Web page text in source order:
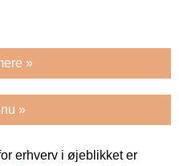
»
»
erhverv i øjeblikket er